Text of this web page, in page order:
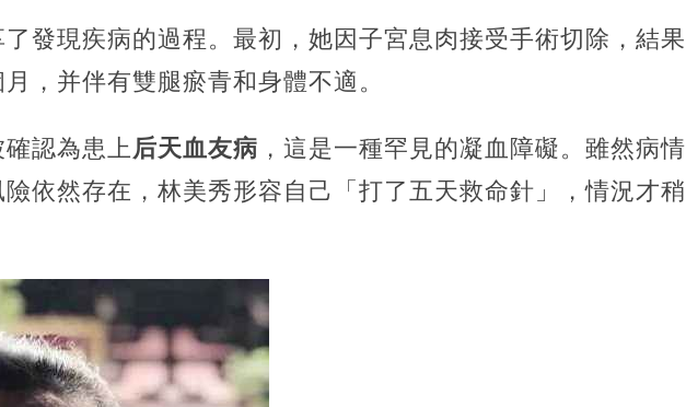
發現疾病的過程。 最初，她因子宮息肉接受手術切除，結果
，并伴有雙腿瘀青和身體不適。
認為患上 后天血友病 ，這是一種罕見的凝血障礙。雖然病情
依然存在，林美秀形容自己「打了五天救命針」，情況才稍